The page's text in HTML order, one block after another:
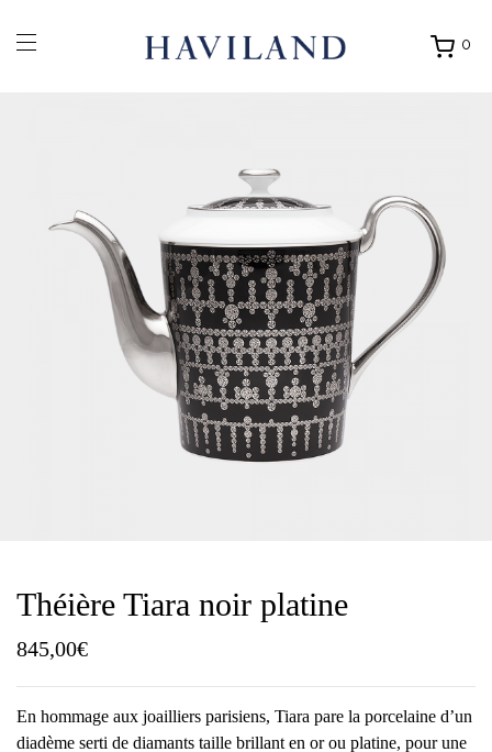
0
Ouvrir
Théière Tiara noir platine
845,00€
En hommage aux joailliers parisiens, Tiara pare la porcelaine d’un
diadème serti de diamants taille brillant en or ou platine, pour une